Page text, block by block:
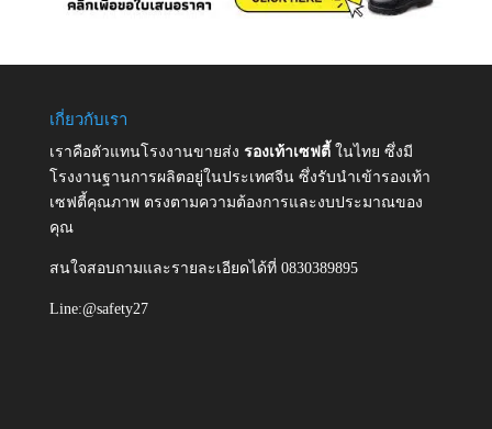
เกี่ยวกับเรา
เราคือตัวแทนโรงงานขายส่ง รองเท้าเซฟตี้ ในไทย ซึ่งมี
โรงงานฐานการผลิตอยู่ในประเทศจีน ซึ่งรับนำเข้ารองเท้า
เซฟตี้คุณภาพ ตรงตามความต้องการและงบประมาณของ
คุณ
สนใจสอบถามและรายละเอียดได้ที่ 0830389895
Line:@safety27